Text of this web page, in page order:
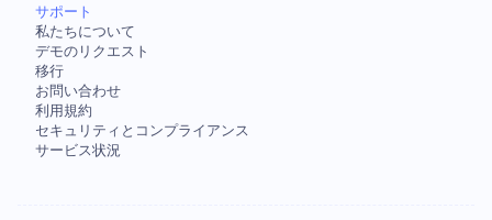
サポート
私たちについて
デモのリクエスト
移行
お問い合わせ
利用規約
セキュリティとコンプライアンス
サービス状況